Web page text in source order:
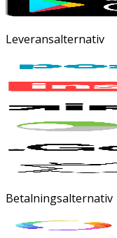
Leveransalternativ
Betalningsalternativ